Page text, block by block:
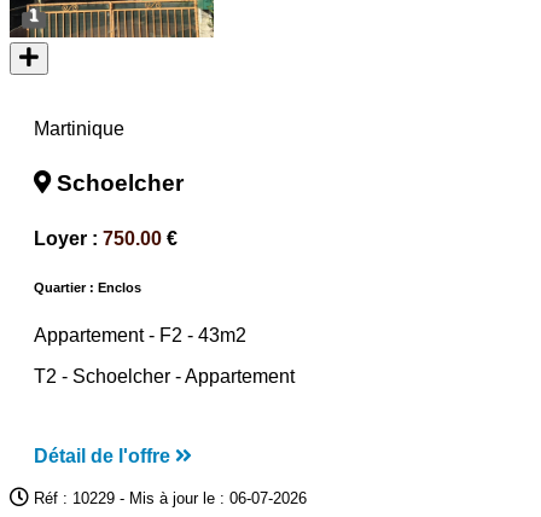
1
Martinique
Schoelcher
Loyer : 750.00 €
Quartier : Enclos
Appartement - F2 - 43m2
T2 - Schoelcher - Appartement
Détail de l'offre
Réf : 10229 - Mis à jour le : 06-07-2026